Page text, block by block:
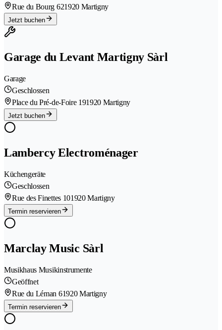
Rue du Bourg 621920 Martigny
Jetzt buchen
Garage du Levant Martigny Sàrl
Garage
Geschlossen
Place du Pré-de-Foire 191920 Martigny
Jetzt buchen
Lambercy Electroménager
Küchengeräte
Geschlossen
Rue des Finettes 101920 Martigny
Termin reservieren
Marclay Music Sàrl
Musikhaus Musikinstrumente
Geöffnet
Rue du Léman 61920 Martigny
Termin reservieren